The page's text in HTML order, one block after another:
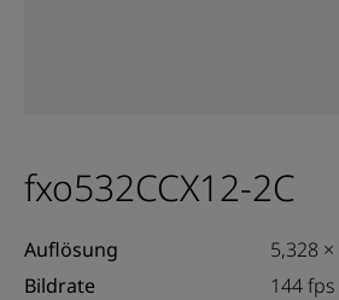
fxo532CCX12-2C
Auflösung
5,328
Bildrate
144 fps